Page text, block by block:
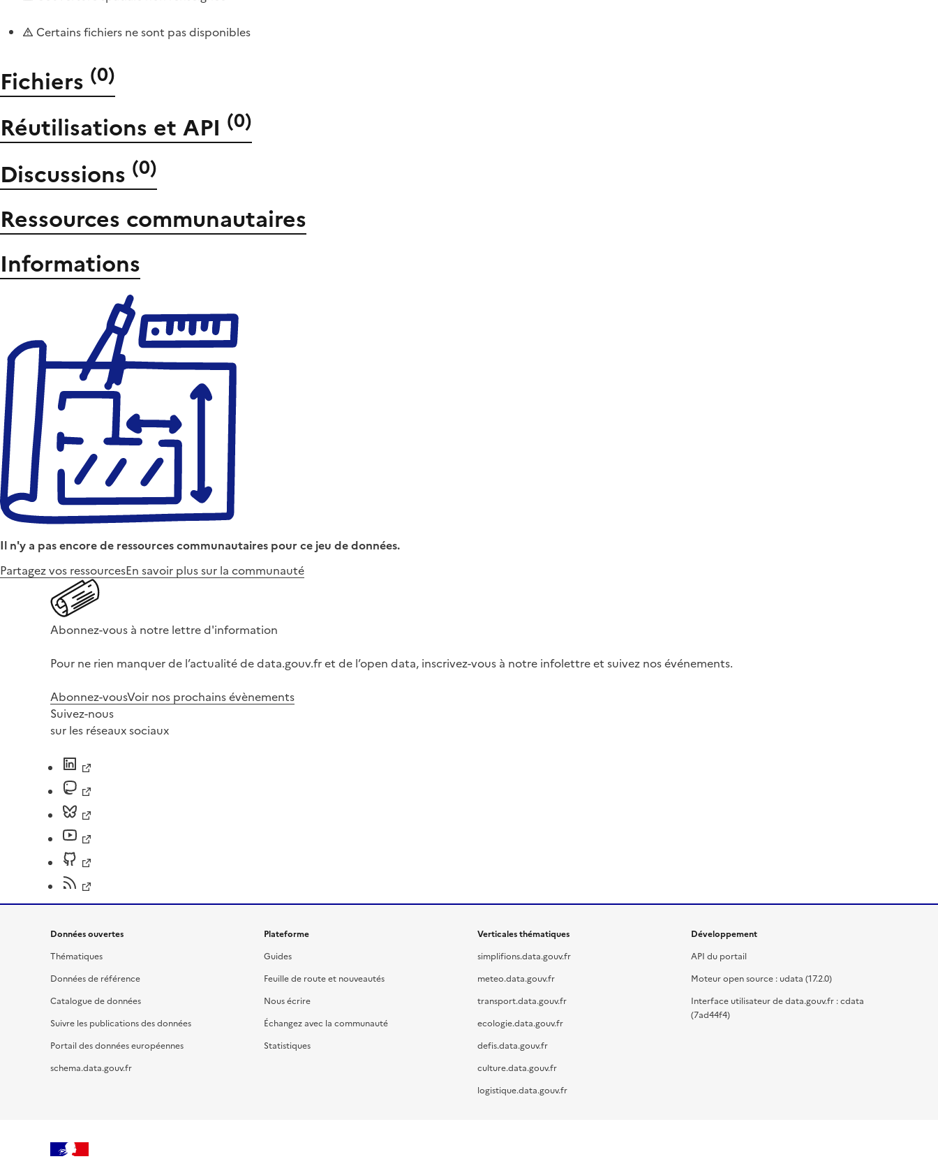
Certains fichiers ne sont pas disponibles
Fichiers (0)
Réutilisations et API (0)
Discussions (0)
Ressources communautaires
Informations
Il n'y a pas encore de ressources communautaires pour ce jeu de données.
Partagez vos ressourcesEn savoir plus sur la communauté
Abonnez-vous à notre lettre d'information
Pour ne rien manquer de l’actualité de data.gouv.fr et de l’open data, inscrivez-vous à notre infolettre et suivez nos événements.
Abonnez-vousVoir nos prochains évènements
Suivez-nous
sur les réseaux sociaux
Données ouvertes
Thématiques
Données de référence
Catalogue de données
Suivre les publications des données
Portail des données européennes
schema.data.gouv.fr
Plateforme
Guides
Feuille de route et nouveautés
Nous écrire
Échangez avec la communauté
Statistiques
Verticales thématiques
simplifions.data.gouv.fr
meteo.data.gouv.fr
transport.data.gouv.fr
ecologie.data.gouv.fr
defis.data.gouv.fr
culture.data.gouv.fr
logistique.data.gouv.fr
Développement
API du portail
Moteur open source : udata (17.2.0)
Interface utilisateur de data.gouv.fr : cdata
(7ad44f4)